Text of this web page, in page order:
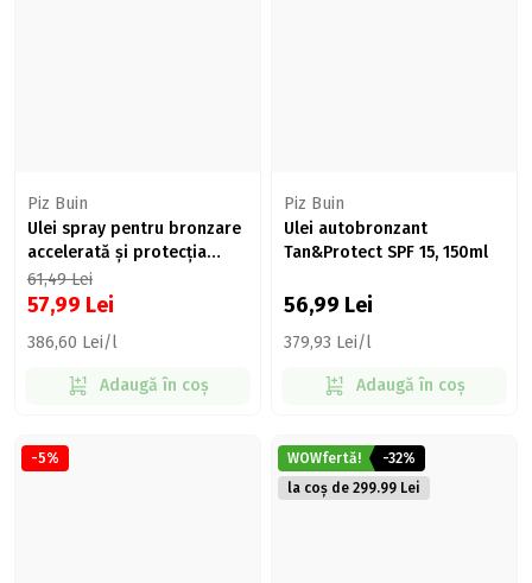
Piz Buin
Ulei spray pentru bronzare
accelerată și protecția
bronzului SPF 30, 150ml
61,49Lei
57,99 Lei
386,60 Lei/l
Adaugă în coș
Piz Buin
Ulei autobronzant
Tan&Protect SPF 15, 150ml
56,99 Lei
379,93 Lei/l
Adaugă în coș
-5% WOWfertă!
-32%
la coș de 299.99 Lei